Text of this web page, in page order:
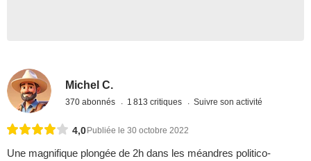
Michel C.
370 abonnés 1 813 critiques Suivre son activité
4,0 Publiée le 30 octobre 2022
Une magnifique plongée de 2h dans les méandres politico-